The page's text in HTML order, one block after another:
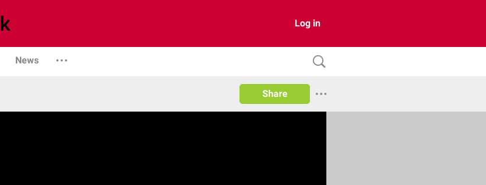
Log in
News
Share